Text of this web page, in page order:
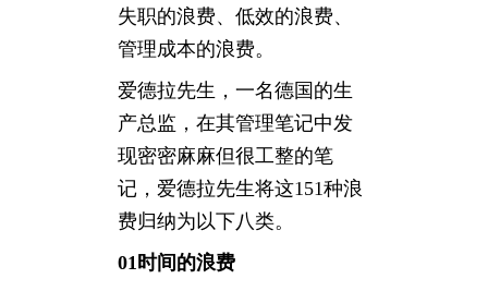
失职的浪费、低效的浪费、
管理成本的浪费。
爱德拉先生，一名德国的生
产总监，在其管理笔记中发
现密密麻麻但很工整的笔
记，爱德拉先生将这151种浪
费归纳为以下八类。
01时间的浪费